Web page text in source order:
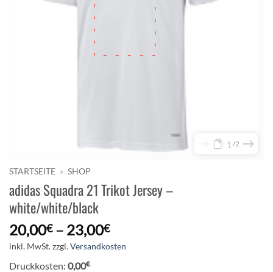
1 2
STARTSEITE » SHOP
adidas Squadra 21 Trikot Jersey –
white/white/black
20,00€– 23,00€
inkl. MwSt.zzgl.Versandkosten
Druckkosten: 0,00€